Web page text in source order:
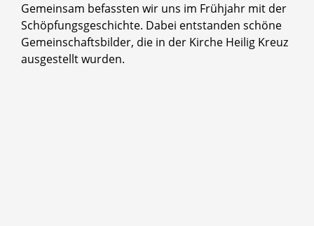
Gemeinsam befassten wir uns im Frühjahr mit der
Schöpfungsgeschichte. Dabei entstanden schöne
Gemeinschaftsbilder, die in der Kirche Heilig Kreuz
ausgestellt wurden.